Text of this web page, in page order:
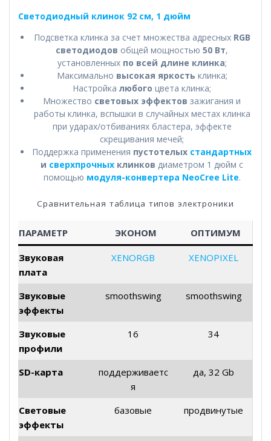
Светодиодный клинок 92 см, 1 дюйм
Подсветка клинка за счет множества адресных RGB
светодиодов общей мощностью 50 Вт,
установленных по всей длине клинка;
Максимально высокая яркость клинка;
Настройка любого цвета клинка;
Множество световых эффектов зажигания и
работы клинка, вспышки в случайных местах клинка
при ударах/отбиваниях бластера, эффекте
скрещивания мечей;
Поддержка применения пустотелых стандартных
и сверхпрочных клинков диаметром 1 дюйм с
помощью модуля-конвертера NeoCree Lite.
Сравнительная таблица типов электроники
ПАРАМЕТР ЭКОНОМ ОПТИМУМ
Звуковая
плата
XENORGB XENOPIXEL
Звуковые
эффекты
smoothswing smoothswing
Звуковые
профили
16 34
SD-карта
поддерживаетс
я
да, 32 Gb
Световые
эффекты
базовые продвинутые